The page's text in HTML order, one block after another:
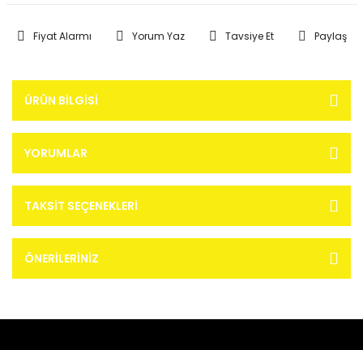
Fiyat Alarmı Yorum Yaz Tavsiye Et Paylaş
ÜRÜN BILGISI
YORUMLAR
TAKSIT SEÇENEKLERI
ÖNERILERINIZ